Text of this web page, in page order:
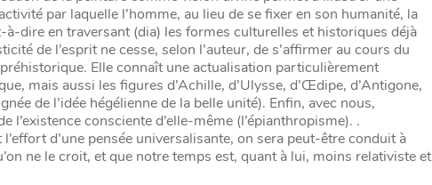
par laquelle l’homme, au lieu de se fixer en son humanité, la
à-dire en traversant (dia) les formes culturelles et historiques déjà
de l’esprit ne cesse, selon l’auteur, de s’affirmer au cours du
Elle connaît une actualisation particulièrement
mais aussi les figures d’Achille, d’Ulysse, d’Œdipe, d’Antigone,
de l’idée hégélienne de la belle unité). Enfin, avec nous,
consciente d’elle-même (l’épianthropisme). .
d’une pensée universalisante, on sera peut-être conduit à
ne le croit, et que notre temps est, quant à lui, moins relativiste et